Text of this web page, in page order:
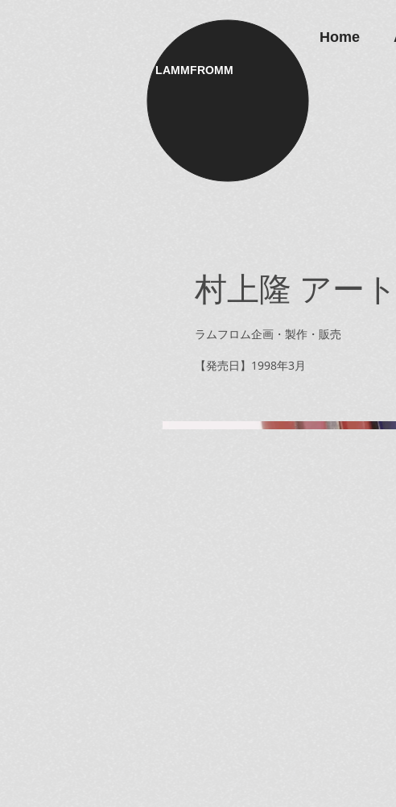
LAMMFROMM​
Home
村上隆 アー
ラムフロム企画・製作・販売
【発売日】1998年3月